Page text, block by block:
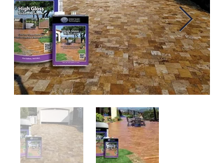
High Gloss Wet Look
Lacquer
Nuestro sellador a base de
solvente de alto brillo, cristalino